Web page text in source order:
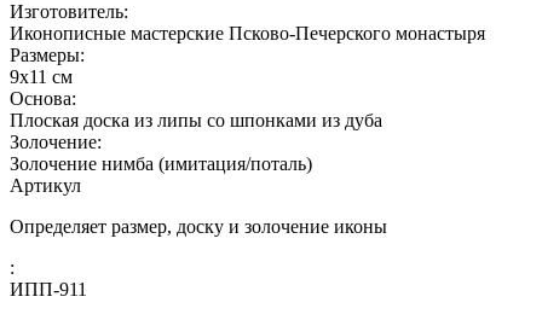
Изготовитель:
Иконописные мастерские Псково-Печерского монастыря
Размеры:
9х11 см
Основа:
Плоская доска из липы со шпонками из дуба
Золочение:
Золочение нимба (имитация/поталь)
Артикул
Определяет размер, доску и золочение иконы
:
ИПП-911